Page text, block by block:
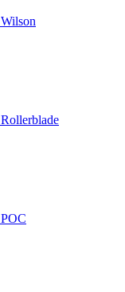
Wilson
Rollerblade
POC